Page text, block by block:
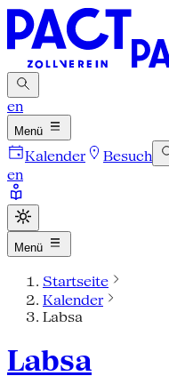
en
Menü
Kalender Besuch
en
Menü
Startseite
Kalender
Labsa
Labsa